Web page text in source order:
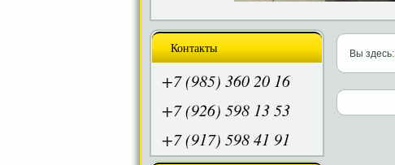
Контакты
+7 (985) 360 20 16
+7 (926) 598 13 53
+7 (917) 598 41 91
Вы здесь: